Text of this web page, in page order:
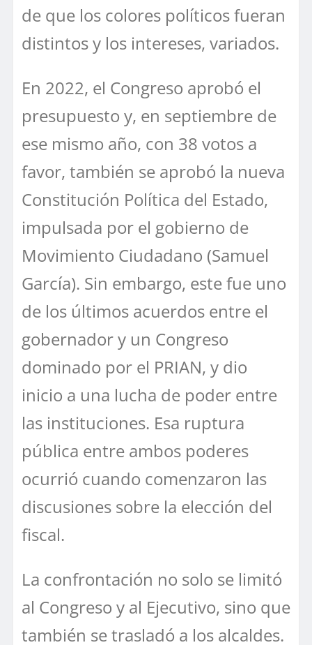
de que los colores políticos fueran
distintos y los intereses, variados.
En 2022, el Congreso aprobó el
presupuesto y, en septiembre de
ese mismo año, con 38 votos a
favor, también se aprobó la nueva
Constitución Política del Estado,
impulsada por el gobierno de
Movimiento Ciudadano (Samuel
García). Sin embargo, este fue uno
de los últimos acuerdos entre el
gobernador y un Congreso
dominado por el PRIAN, y dio
inicio a una lucha de poder entre
las instituciones. Esa ruptura
pública entre ambos poderes
ocurrió cuando comenzaron las
discusiones sobre la elección del
fiscal.
La confrontación no solo se limitó
al Congreso y al Ejecutivo, sino que
también se trasladó a los alcaldes.